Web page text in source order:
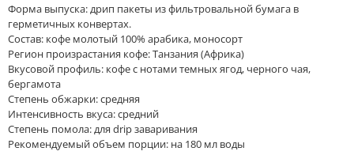
Форма выпуска: дрип пакеты из фильтровальной бумага в
герметичных конвертах.
Состав: кофе молотый 100% арабика, моносорт
Регион произрастания кофе: Танзания (Африка)
Вкусовой профиль: кофе с нотами темных ягод, черного чая,
бергамота
Степень обжарки: средняя
Интенсивность вкуса: средний
Степень помола: для drip заваривания
Рекомендуемый объем порции: на 180 мл воды